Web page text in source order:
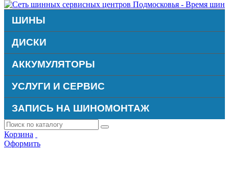
ШИНЫ
ДИСКИ
АККУМУЛЯТОРЫ
УСЛУГИ И СЕРВИС
ЗАПИСЬ НА ШИНОМОНТАЖ
Корзина
Оформить